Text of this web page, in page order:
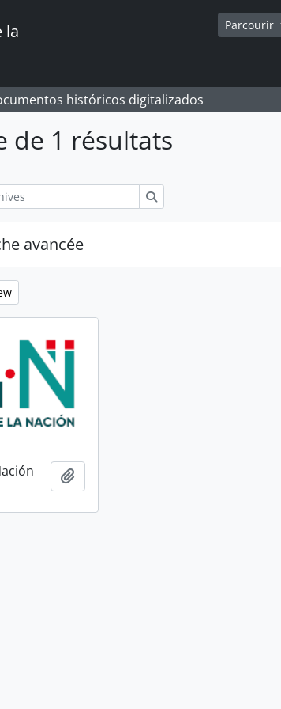
la
Parcourir
históricos digitalizados
de 1 résultats
avancée